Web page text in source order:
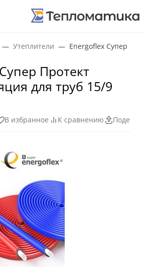
Утеплители Energoflex Супер
Протект
для труб 15/9
В избранное К сравнению